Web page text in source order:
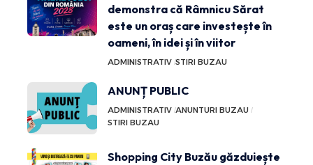
demonstra că Râmnicu Sărat
este un oraș care investește în
oameni, în idei și în viitor
ADMINISTRATIV STIRI BUZAU
ANUNȚ PUBLIC
ADMINISTRATIV ANUNTURI BUZAU
STIRI BUZAU
Shopping City Buzău găzduiește